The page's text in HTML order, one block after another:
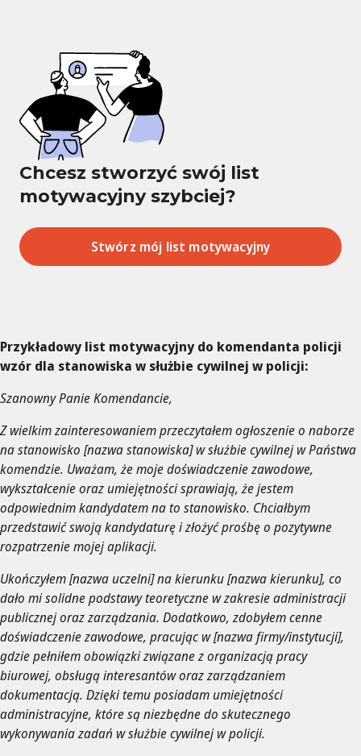
Chcesz stworzyć swój list
motywacyjny szybciej?
Stwórz mój list motywacyjny
Przykładowy list motywacyjny do komendanta policji
wzór dla stanowiska w służbie cywilnej w policji:
Szanowny Panie Komendancie,
Z wielkim zainteresowaniem przeczytałem ogłoszenie o naborze
na stanowisko [nazwa stanowiska] w służbie cywilnej w Państwa
komendzie. Uważam, że moje doświadczenie zawodowe,
wykształcenie oraz umiejętności sprawiają, że jestem
odpowiednim kandydatem na to stanowisko. Chciałbym
przedstawić swoją kandydaturę i złożyć prośbę o pozytywne
rozpatrzenie mojej aplikacji.
Ukończyłem [nazwa uczelni] na kierunku [nazwa kierunku], co
dało mi solidne podstawy teoretyczne w zakresie administracji
publicznej oraz zarządzania. Dodatkowo, zdobyłem cenne
doświadczenie zawodowe, pracując w [nazwa firmy/instytucji],
gdzie pełniłem obowiązki związane z organizacją pracy
biurowej, obsługą interesantów oraz zarządzaniem
dokumentacją. Dzięki temu posiadam umiejętności
administracyjne, które są niezbędne do skutecznego
wykonywania zadań w służbie cywilnej w policji.